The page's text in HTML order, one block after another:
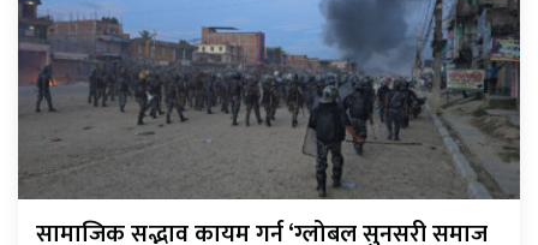
सामाजिक सद्भाव कायम गर्न ‘ग्लोबल सुनसरी समाज